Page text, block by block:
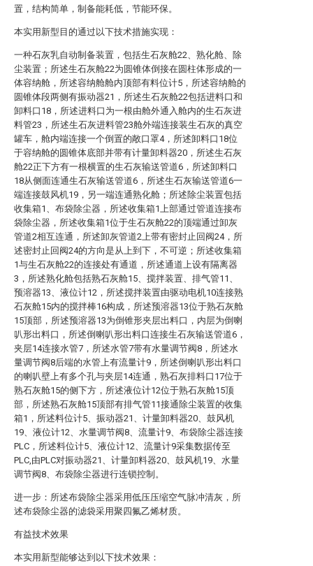
置，结构简单，制备能耗低，节能环保。
本实用新型目的通过以下技术措施实现：
一种石灰乳自动制备装置，包括生石灰舱22、熟化舱、除
尘装置；所述生石灰舱22为圆锥体倒接在圆柱体形成的一
体容纳舱，所述容纳舱舱内顶部有料位计5，所述容纳舱的
圆锥体段两侧有振动器21，所述生石灰舱22包括进料口和
卸料口18，所述进料口为一根由舱外通入舱内的生石灰进
料管23，所述生石灰进料管23舱外端连接装生石灰的真空
罐车，舱内端连接一个倒置的敞口罩4，所述卸料口18位
于容纳舱的圆锥体底部并带有计量卸料器20，所述生石灰
舱22正下方有一根横置的生石灰输送管道6，所述卸料口
18从侧面连通生石灰输送管道6，所述生石灰输送管道6一
端连接鼓风机19，另一端连通熟化舱；所述除尘装置包括
收集箱1、布袋除尘器，所述收集箱1上部通过管道连接布
袋除尘器，所述收集箱1位于生石灰舱22的顶端通过卸灰
管道2相互连通，所述卸灰管道2上带有密封止回阀24，所
述密封止回阀24的方向是从上到下，不可逆；所述收集箱
1与生石灰舱22的连接处有通道，所述通道上设有隔离器
3，所述熟化舱包括熟石灰舱15、搅拌装置、排气管11、
预溶器13、液位计12，所述搅拌装置由驱动电机10连接熟
石灰舱15内的搅拌棒16构成，所述预溶器13位于熟石灰舱
15顶部，所述预溶器13为倒锥形夹层出料口，内层为倒喇
叭形出料口，所述倒喇叭形出料口连接生石灰输送管道6，
夹层14连接水管7，所述水管7带有水量调节阀8，所述水
量调节阀8后端的水管上有流量计9，所述倒喇叭形出料口
的喇叭壁上有多个孔与夹层14连通，熟石灰排料口17位于
熟石灰舱15的侧下方，所述液位计12位于熟石灰舱15顶
部，所述熟石灰舱15顶部有排气管11接通除尘装置的收集
箱1，所述料位计5、振动器21、计量卸料器20、鼓风机
19、液位计12、水量调节阀8、流量计9、布袋除尘器连接
PLC，所述料位计5、液位计12、流量计9采集数据传至
PLC,由PLC对振动器21、计量卸料器20、鼓风机19、水量
调节阀8、布袋除尘器进行连锁控制。
进一步：所述布袋除尘器采用低压压缩空气脉冲清灰，所
述布袋除尘器的滤袋采用聚四氟乙烯材质。
有益技术效果
本实用新型能够达到以下技术效果：